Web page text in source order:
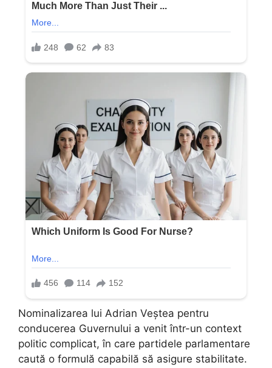
Nominalizarea lui Adrian Veștea pentru
conducerea Guvernului a venit într-un context
politic complicat, în care partidele parlamentare
caută o formulă capabilă să asigure stabilitate.